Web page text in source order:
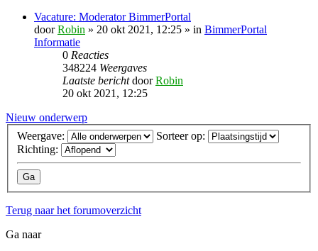
Vacature: Moderator BimmerPortal
doorRobin » 20 okt 2021, 12:25 » in BimmerPortal
Informatie
0 Reacties
348224 Weergaves
Laatste berichtdoorRobin
20 okt 2021, 12:25
Nieuw onderwerp
Weergave:
Sorteer op:
Richting:
Terug naar het forumoverzicht
Ga naar